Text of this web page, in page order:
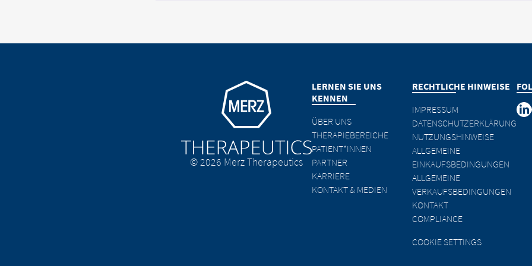
Go to homepage
© 2026 Merz Therapeutics
LERNEN SIE UNS
KENNEN
ÜBER UNS
THERAPIEBEREICHE
PATIENT*INNEN
PARTNER
KARRIERE
KONTAKT & MEDIEN
RECHTLICHE HINWEISE
IMPRESSUM
DATENSCHUTZERKLÄRUNG
NUTZUNGSHINWEISE
ALLGEMEINE
EINKAUFSBEDINGUNGEN
ALLGEMEINE
VERKAUFSBEDINGUNGEN
KONTAKT
COMPLIANCE
COOKIE SETTINGS